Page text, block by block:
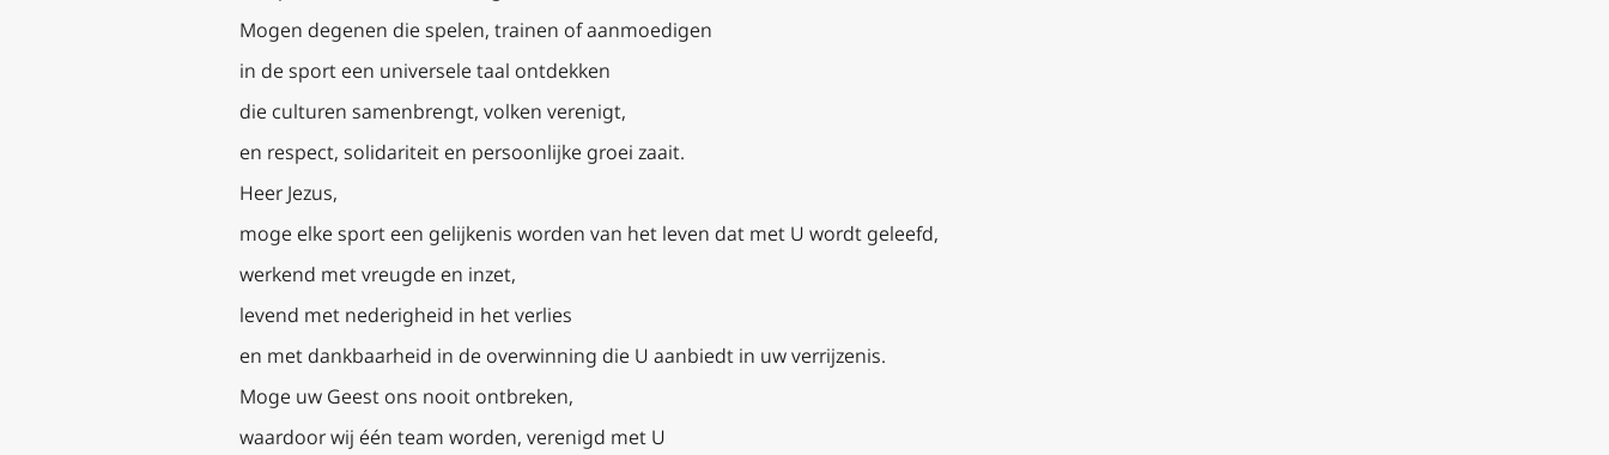
Mogen degenen die spelen, trainen of aanmoedigen
in de sport een universele taal ontdekken
die culturen samenbrengt, volken verenigt,
en respect, solidariteit en persoonlijke groei zaait.
Heer Jezus,
moge elke sport een gelijkenis worden van het leven dat met U wordt geleefd,
werkend met vreugde en inzet,
levend met nederigheid in het verlies
en met dankbaarheid in de overwinning die U aanbiedt in uw verrijzenis.
Moge uw Geest ons nooit ontbreken,
waardoor wij één team worden, verenigd met U